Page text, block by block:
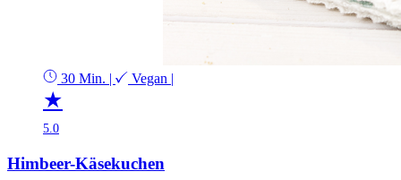
30 Min. | Vegan |
★
5.0
Himbeer-Käsekuchen